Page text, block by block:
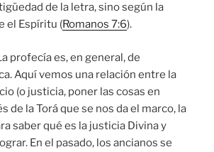
de la letra, sino según la
el Espíritu (Romanos 7:6).
profecía es, en general, de
Aquí vemos una relación entre la
(o justicia, poner las cosas en
de la Torá que se nos da el marco, la
saber qué es la justicia Divina y
En el pasado, los ancianos se